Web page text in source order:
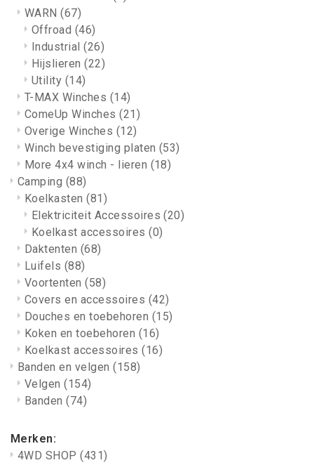
WARN(67)
Offroad (46)
Industrial(26)
Hijslieren(22)
Utility (14)
T-MAX Winches (14)
ComeUp Winches(21)
Overige Winches (12)
Winch bevestiging platen (53)
More 4x4 winch - lieren (18)
Camping (88)
Koelkasten(81)
Elektriciteit Accessoires(20)
Koelkast accessoires(0)
Daktenten (68)
Luifels (88)
Voortenten(58)
Covers en accessoires (42)
Douches en toebehoren (15)
Koken en toebehoren (16)
Koelkast accessoires(16)
Banden en velgen(158)
Velgen(154)
Banden(74)
Merken:
4WD SHOP(431)